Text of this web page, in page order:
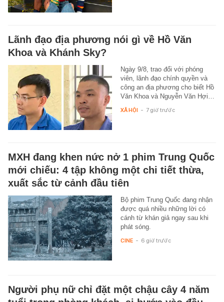
Lãnh đạo địa phương nói gì về Hồ Văn
Khoa và Khánh Sky?
Ngày 9/8, trao đổi với phóng
viên, lãnh đạo chính quyền và
công an địa phương cho biết Hồ
Văn Khoa và Nguyễn Văn Hợi…
XÃ HỘI - 7 giờ trước
MXH đang khen nức nở 1 phim Trung Quốc
mới chiếu: 4 tập không một chi tiết thừa,
xuất sắc từ cảnh đầu tiên
Bộ phim Trung Quốc đang nhận
được quá nhiều những lời có
cánh từ khán giả ngay sau khi
phát sóng.
CINE - 6 giờ trước
Người phụ nữ chỉ đặt một chậu cây 4 năm